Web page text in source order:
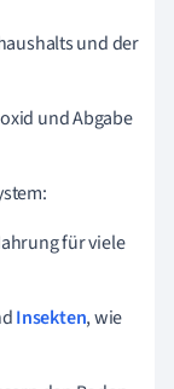
und der
und Abgabe
für viele
Insekten, wie